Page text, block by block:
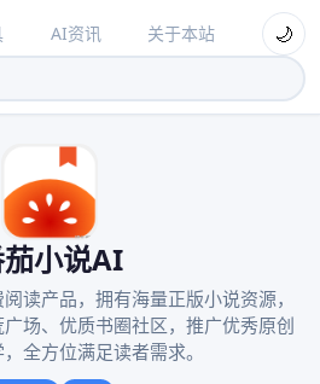
AI资讯 关于本站 🌙
小说AI
读产品，拥有海量正版小说资源，
场、优质书圈社区，推广优秀原创
全方位满足读者需求。